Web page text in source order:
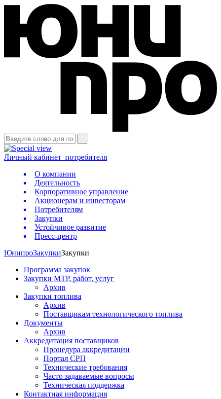
Личный кабинет потребителя
О компании
Деятельность
Корпоративное управление
Акционерам и инвесторам
Потребителям
Закупки
Устойчивое развитие
Пресс-центр
ЮнипроЗакупкиЗакупки
Программа закупок
Закупки МТР, работ, услуг
Архив
Закупки топлива
Архив
Поставщикам технологического топлива
Документы
Архив
Аккредитация поставщиков
Процедура аккредитации
Портал СРП
Технические требования
Часто задаваемые вопросы
Техническая поддержка
Контактная информация